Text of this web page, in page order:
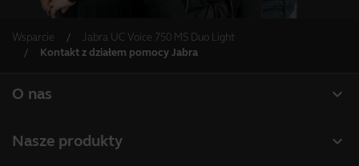
Wsparcie
Jabra UC Voice 750 MS Duo Light
Kontakt z działem pomocy Jabra
expand_more
O nas
expand_more
Nasze produkty